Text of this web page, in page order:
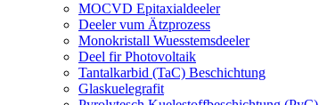
MOCVD Epitaxialdeeler
Deeler vum Ätzprozess
Monokristall Wuesstemsdeeler
Deel fir Photovoltaik
Tantalkarbid (TaC) Beschichtung
Glaskuelegrafit